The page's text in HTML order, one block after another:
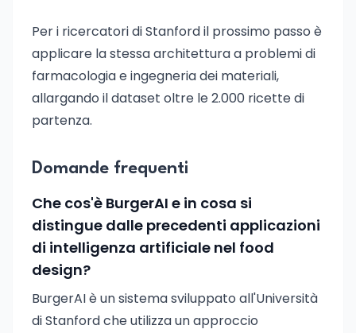
Per i ricercatori di Stanford il prossimo passo è
applicare la stessa architettura a problemi di
farmacologia e ingegneria dei materiali,
allargando il dataset oltre le 2.000 ricette di
partenza.
Domande frequenti
Che cos'è BurgerAI e in cosa si
distingue dalle precedenti applicazioni
di intelligenza artificiale nel food
design?
BurgerAI è un sistema sviluppato all'Università
di Stanford che utilizza un approccio